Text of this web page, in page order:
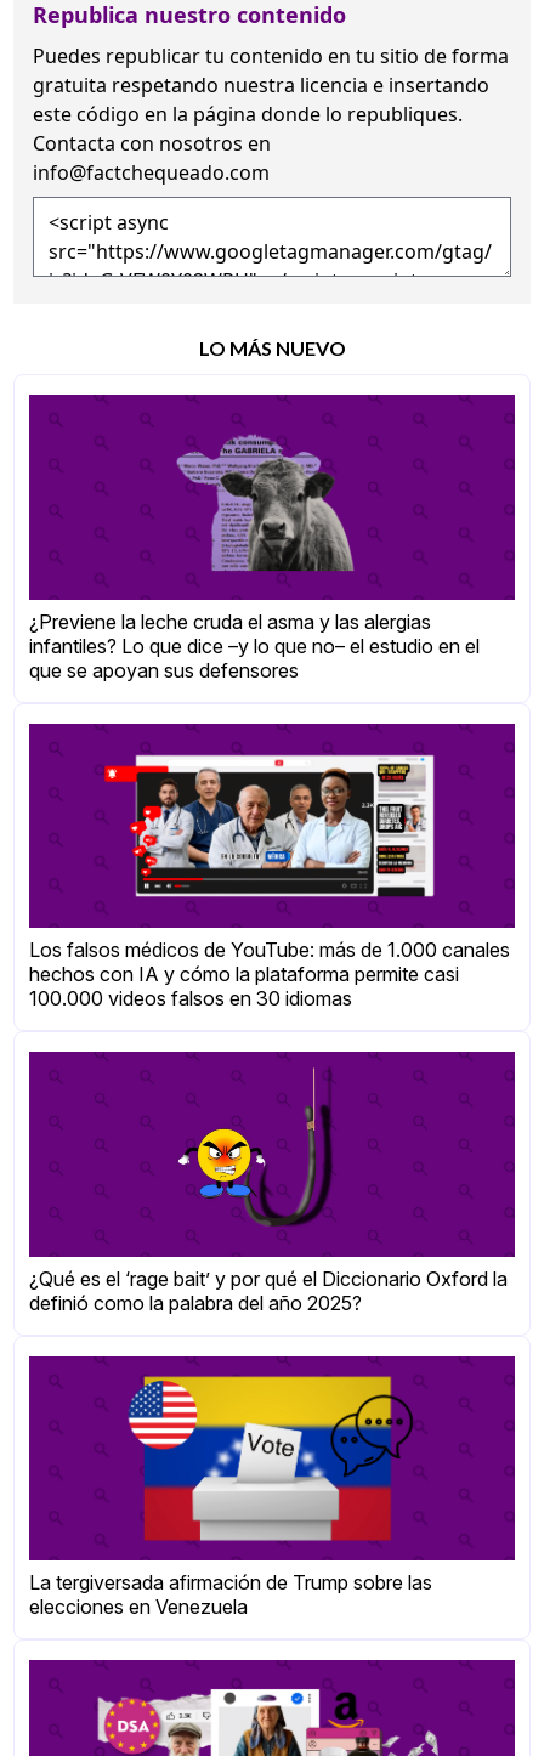
Republica nuestro contenido
Puedes republicar tu contenido en tu sitio de forma
gratuita respetando nuestra licencia e insertando
este código en la página donde lo republiques.
Contacta con nosotros en
info@factchequeado.com
LO MÁS NUEVO
¿Previene la leche cruda el asma y las alergias
infantiles? Lo que dice –y lo que no– el estudio en el
que se apoyan sus defensores
Los falsos médicos de YouTube: más de 1.000 canales
hechos con IA y cómo la plataforma permite casi
100.000 videos falsos en 30 idiomas
¿Qué es el ‘rage bait’ y por qué el Diccionario Oxford la
definió como la palabra del año 2025?
La tergiversada afirmación de Trump sobre las
elecciones en Venezuela